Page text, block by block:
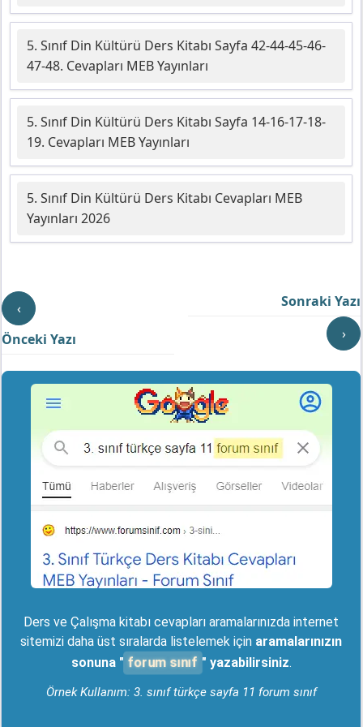
5. Sınıf Din Kültürü Ders Kitabı Sayfa 42-44-45-46-
47-48. Cevapları MEB Yayınları
5. Sınıf Din Kültürü Ders Kitabı Sayfa 14-16-17-18-
19. Cevapları MEB Yayınları
5. Sınıf Din Kültürü Ders Kitabı Cevapları MEB
Yayınları 2026
‹
Önceki Yazı
Sonraki Yazı
›
Ders ve Çalışma kitabı cevapları aramalarınızda internet
sitemizi daha üst sıralarda listelemek için aramalarınızın
sonuna " forum sınıf " yazabilirsiniz.
Örnek Kullanım: 3. sınıf türkçe sayfa 11 forum sınıf